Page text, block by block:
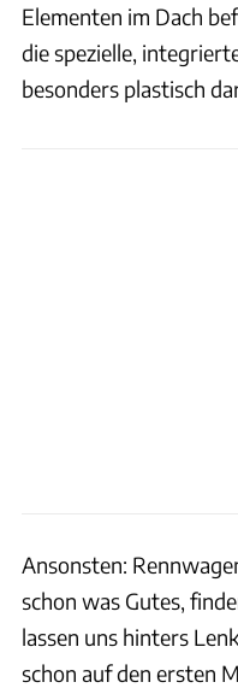
Elementen im Dach
die spezielle,
besonders plastisch
Ansonsten:
schon was Gutes,
lassen uns hinters
schon auf den ersten